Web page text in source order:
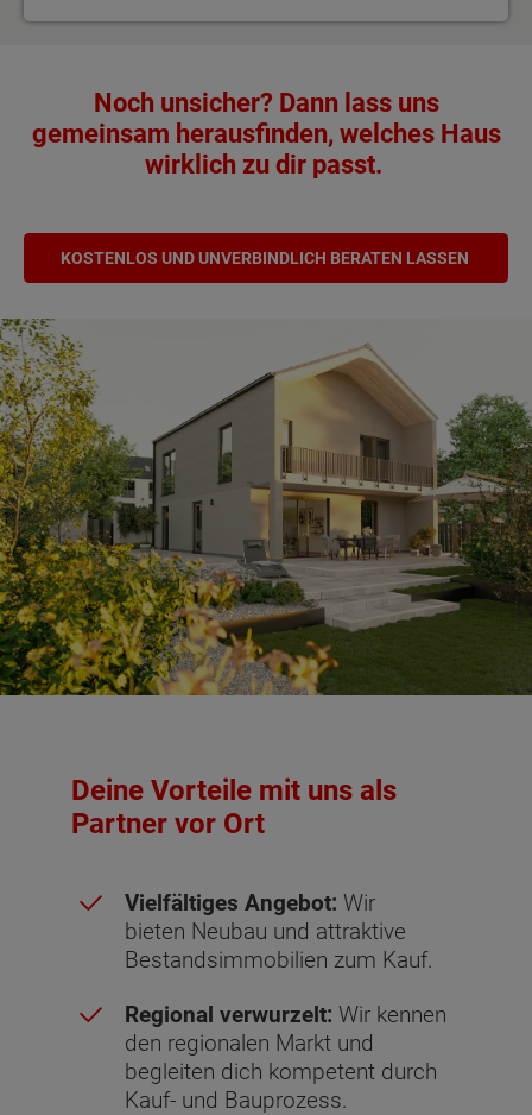
Noch unsicher? Dann lass uns
gemeinsam herausfinden, welches Haus
wirklich zu dir passt.
KOSTENLOS UND UNVERBINDLICH BERATEN LASSEN
Deine Vorteile mit uns als
Partner vor Ort
Vielfältiges Angebot: Wir
bieten Neubau und attraktive
Bestandsimmobilien zum Kauf.
Regional verwurzelt: Wir kennen
den regionalen Markt und
begleiten dich kompetent durch
Kauf- und Bauprozess.